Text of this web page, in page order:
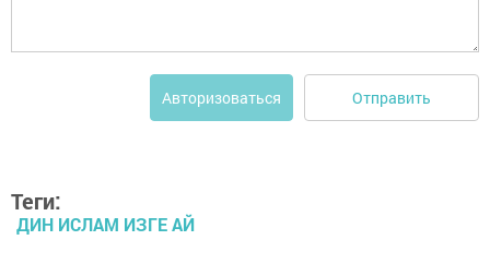
Авторизоваться Отправить
Теги:
ДИН ИСЛАМ ИЗГЕ АЙ